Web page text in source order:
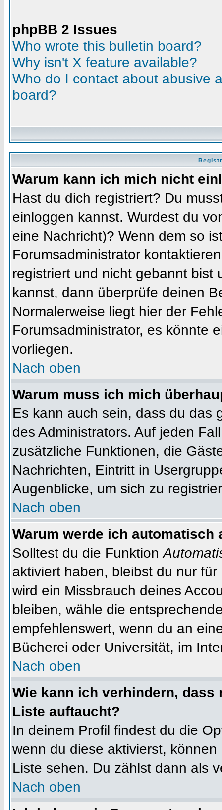
phpBB 2 Issues
Who wrote this bulletin board?
Why isn't X feature available?
Who do I contact about abusive
board?
Warum kann ich mich nicht
Hast du dich registriert? Du
einloggen kannst. Wurdest du
eine Nachricht)? Wenn dem so
Forumsadministrator
registriert und nicht gebannt bist
kannst, dann überprüfe deinen
Normalerweise liegt hier der
Forumsadministrator, es könnte
vorliegen.
Nach oben
Warum muss ich mich
Es kann auch sein, dass du das
des Administrators. Auf jeden
zusätzliche Funktionen, die
Nachrichten, Eintritt in
Augenblicke, um sich zu
Nach oben
Warum werde ich automatisch
Solltest du die Funktion
aktiviert haben, bleibst du nur
wird ein Missbrauch deines
bleiben, wähle die
empfehlenswert, wenn du an
Bücherei oder Universität, im
Nach oben
Wie kann ich verhindern, dass
Liste auftaucht?
In deinem Profil findest du die
wenn du diese aktivierst,
Liste sehen. Du zählst dann als
Nach oben